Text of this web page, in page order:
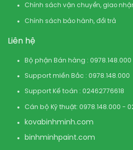
Chính sách vận chuyển, giao
Chính sách bảo hành, đổi trả
Liên hệ
Bộ phận Bán hàng : 0978.148.000
Support miền Bắc : 0978.148.000
Support Kế toán : 02462776618
Cán bộ Kỹ thuật: 0978.148.000 -
kovabinhminh.com
binhminhpaint.com